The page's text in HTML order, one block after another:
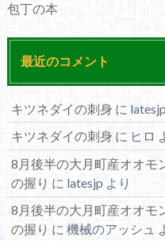
包丁の本
最近のコメント
キツネダイの刺身 に latesjp
キツネダイの刺身 に ヒロ
8月後半の大月町産オオモ
の握り に latesjpより
8月後半の大月町産オオモ
の握り に 機械のアッシュ